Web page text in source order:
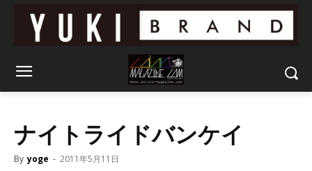
ナイトライドバンケイ
By yoge - 2011年5月11日